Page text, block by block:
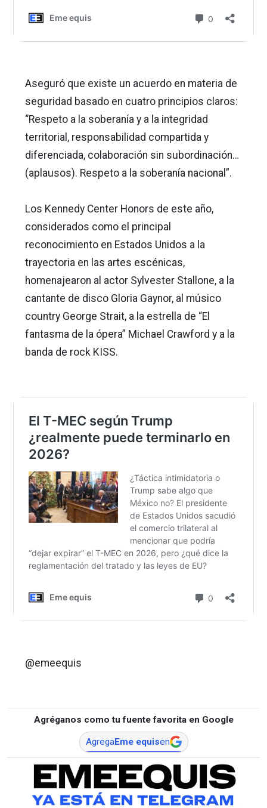
Aseguró que existe un acuerdo en materia de
seguridad basado en cuatro principios claros:
“Respeto a la soberanía y a la integridad
territorial, responsabilidad compartida y
diferenciada, colaboración sin subordinación…
(aplausos). Respeto a la soberanía nacional”.
Los Kennedy Center Honors de este año,
considerados como el principal
reconocimiento en Estados Unidos a la
trayectoria en las artes escénicas,
homenajearon al actor Sylvester Stallone, a la
cantante de disco Gloria Gaynor, al músico
country George Strait, a la estrella de “El
fantasma de la ópera” Michael Crawford y a la
banda de rock KISS.
@emeequis
Agréganos como tu fuente favorita en Google
AgregaEme equisen